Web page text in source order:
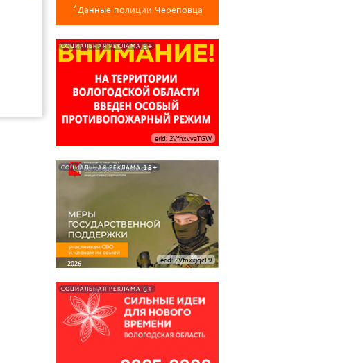
⃰Данные полиции Череповца
СОЦИАЛЬНАЯ РЕКЛАМА 6+
erid: 2VfnxvvaTGW
СОЦИАЛЬНАЯ РЕКЛАМА 18+
erid: 2VfnxxjqcL9
СОЦИАЛЬНАЯ РЕКЛАМА 6+